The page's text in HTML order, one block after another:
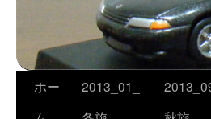
コホー
2013_01_